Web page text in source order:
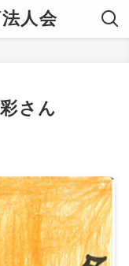
人会
さん